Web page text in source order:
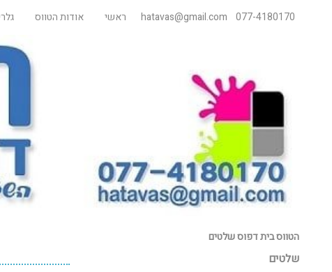
077-4180170
hatavas@gmail.com ראשי אודות הטווס
הטווס בית דפוס שלטים
שלטים